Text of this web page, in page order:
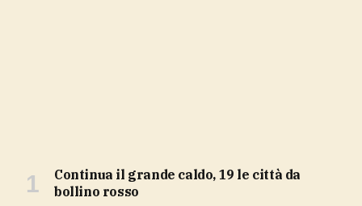
Continua il grande caldo, 19 le città da
bollino rosso